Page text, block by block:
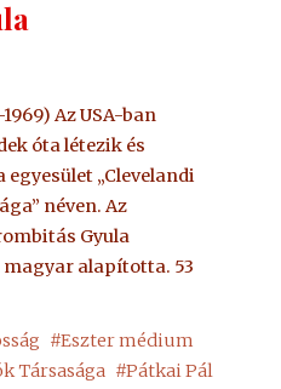
Az USA-ban
óta létezik és
„Clevelandi
néven. Az
Gyula
alapította. 53
#Eszter médium
Társasága #Pátkai Pál